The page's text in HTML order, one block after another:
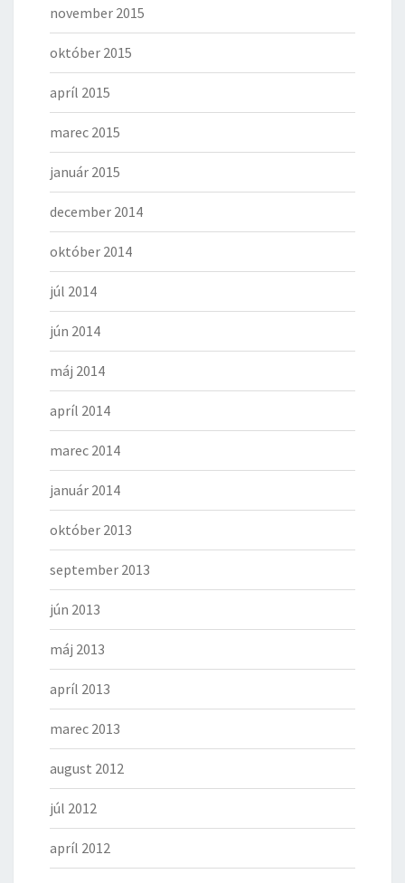
november 2015
október 2015
apríl 2015
marec 2015
január 2015
december 2014
október 2014
júl 2014
jún 2014
máj 2014
apríl 2014
marec 2014
január 2014
október 2013
september 2013
jún 2013
máj 2013
apríl 2013
marec 2013
august 2012
júl 2012
apríl 2012